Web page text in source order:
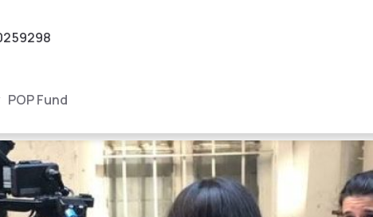
POP Fund